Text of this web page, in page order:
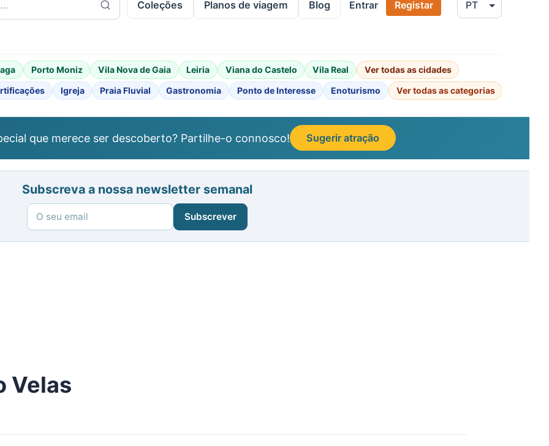
Coleções Planos de viagem Blog Entrar Registar
Porto Moniz Vila Nova de Gaia Leiria Viana do Castelo Vila Real
Ver todas as cidades
Igreja Praia Fluvial Gastronomia Ponto de Interesse Enoturismo Ver todas as categorias
que merece ser descoberto? Partilhe-o connosco! Sugerir atração
Subscreva a nossa newsletter semanal
Subscrever
Velas